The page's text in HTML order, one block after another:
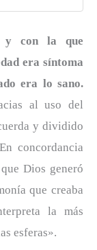
y con la que
era síntoma
era lo sano.
al uso del
y dividido
concordancia
Dios generó
que creaba
la más
esferas».